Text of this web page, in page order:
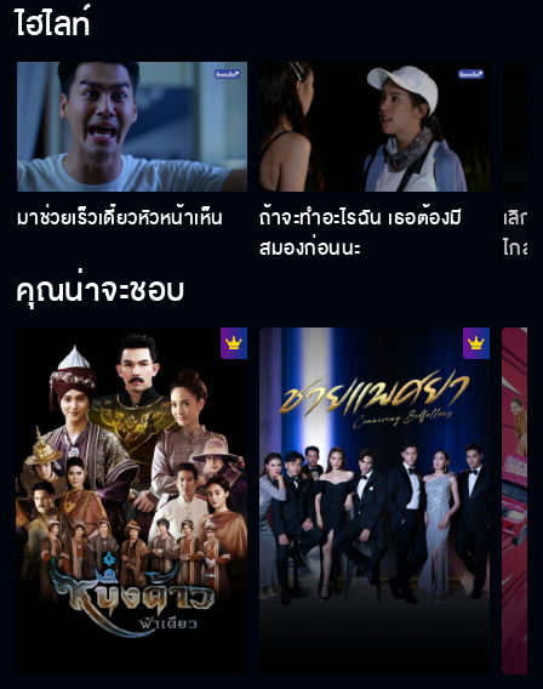
แพ้แก้ผ้า เธอกล้าไหม
พวกนกสองหัว
ฉันทำคุณเจ็บฉันก็ต้องดูสิ
ฉันจะไว้ใจนายได้ยังไง
ไฮไลท์
มาช่วยเร็วเดี๋ยวหัวหน้าเห็น
ถ้าจะทำอะไรฉัน เธอต้องมี
สมองก่อนนะ
เลิก
ไกล
คุณน่าจะชอบ